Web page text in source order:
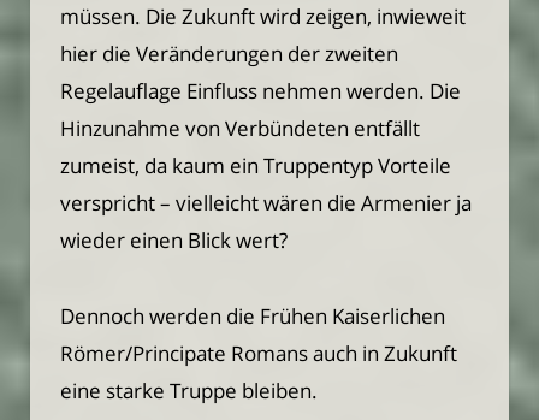
müssen. Die Zukunft wird zeigen, inwieweit
hier die Veränderungen der zweiten
Regelauflage Einfluss nehmen werden. Die
Hinzunahme von Verbündeten entfällt
zumeist, da kaum ein Truppentyp Vorteile
verspricht – vielleicht wären die Armenier ja
wieder einen Blick wert?
Dennoch werden die Frühen Kaiserlichen
Römer/Principate Romans auch in Zukunft
eine starke Truppe bleiben.